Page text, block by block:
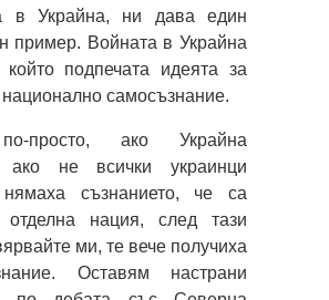
в Украйна, ни дава един
пример. Войната в Украйна
подпечата идеята за
национално самосъзнание.
просто, ако Украйна
ако не всички украинци
нямаха съзнанието, че са
отделна нация, след тази
ми, те вече получиха
Оставям настрани